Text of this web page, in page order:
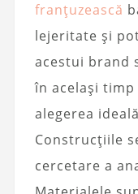
franțuzească
lejeritate și
acestui brand
în același timp
alegerea
Construcțiile
cercetare a